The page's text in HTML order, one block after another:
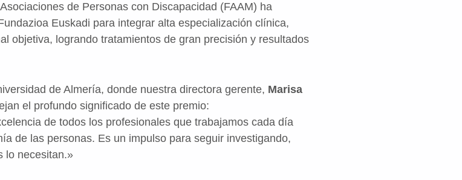
de Personas con Discapacidad (FAAM) ha
Euskadi para integrar alta especialización clínica,
objetiva, logrando tratamientos de gran precisión y resultados
de Almería, donde nuestra directora gerente, Marisa
el profundo significado de este premio:
de todos los profesionales que trabajamos cada día
de las personas. Es un impulso para seguir investigando,
lo necesitan.»